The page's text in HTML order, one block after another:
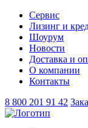
Сервис
Лизинг и
Шоурум
Новости
Доставка и
О компании
Контакты
8 800 201 91 42